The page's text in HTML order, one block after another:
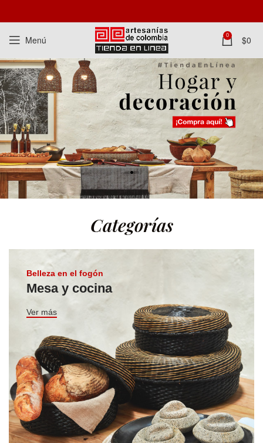
Menú 0 $0
Categorías
Belleza en el fogón
Mesa y cocina
Ver más